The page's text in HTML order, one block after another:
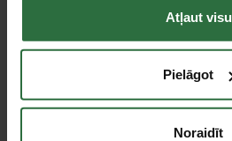
Atļaut visu
Pielāgot
Noraidīt